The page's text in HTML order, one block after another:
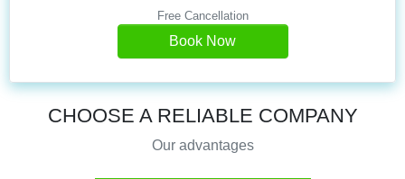
Free Cancellation
Book Now
CHOOSE A RELIABLE COMPANY
Our advantages